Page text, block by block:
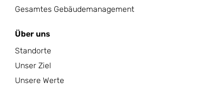
Gesamtes Gebäudemanagement
Über uns
Standorte
Unser Ziel
Unsere Werte